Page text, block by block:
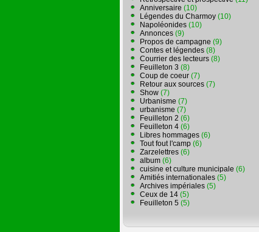
Anniversaire (10)
Légendes du Charmoy (10)
Napoléonides (10)
Annonces (9)
Propos de campagne (9)
Contes et légendes (8)
Courrier des lecteurs (8)
Feuilleton 3 (8)
Coup de coeur (7)
Retour aux sources (7)
Show (7)
Urbanisme (7)
urbanisme (7)
Feuilleton 2 (6)
Feuilleton 4 (6)
Libres hommages (6)
Tout fout l'camp (6)
Zarzelettres (6)
album (6)
cuisine et culture municipale (6)
Amitiés internationales (5)
Archives impériales (5)
Ceux de 14 (5)
Feuilleton 5 (5)